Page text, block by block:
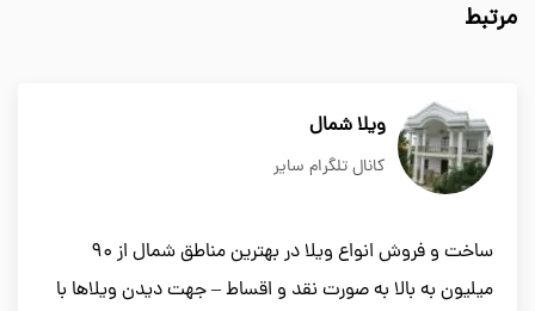
مرتبط
ویلا شمال
کانال تلگرام سایر
ساخت و فروش انواع ویلا در بهترین مناطق شمال از 90
میلیون به بالا به صورت نقد و اقساط – جهت دیدن ویلاها با